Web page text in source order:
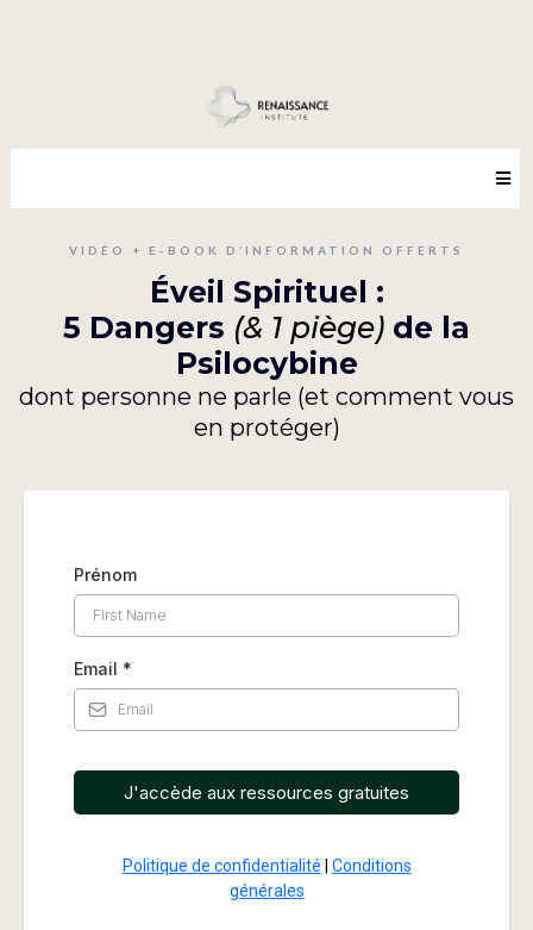
VIDÉO + E-BOOK D’INFORMATION OFFERTS
Éveil Spirituel :
5 Dangers (& 1 piège) de la
Psilocybine
dont personne ne parle (et comment vous
en protéger)
Prénom
Email *
J'accède aux ressources gratuites
Politique de confidentialité
Conditions
générales